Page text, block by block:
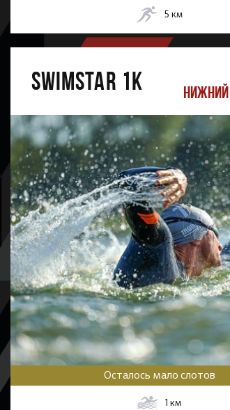
5 км
SWIMSTAR 1K НИЖНИЙ
Осталось мало слотов
1км